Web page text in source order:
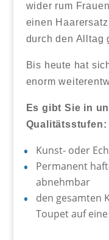
wider rum
einen
durch den Alltag
Bis heute hat
enorm
Es gibt Sie in
Qualitätsstufen:
Kunst- oder
Permanent
abnehmbar
den gesamten
Toupet auf